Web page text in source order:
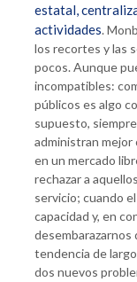
estatal,
actividades.
los recortes y las
pocos. Aunque
incompatibles:
públicos es algo
supuesto,
administran mejor
en un mercado
rechazar a
servicio; cuando
capacidad y, en
desembarazarnos
tendencia de
dos nuevos